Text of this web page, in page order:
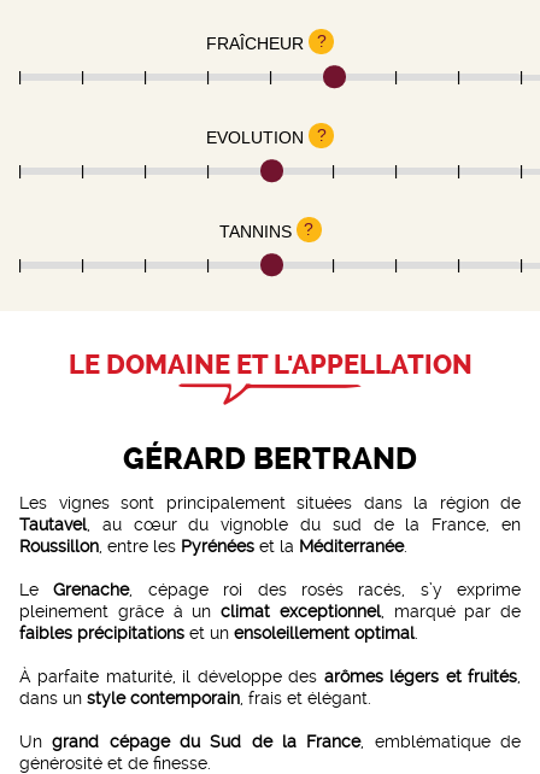
FRAÎCHEUR ?
EVOLUTION ?
TANNINS ?
LE DOMAINE ET L'APPELLATION
GÉRARD BERTRAND
Les vignes sont principalement situées dans la région de
Tautavel, au cœur du vignoble du sud de la France, en
Roussillon , entre les Pyrénées et la Méditerranée.
LeGrenache, cépage roi des rosés racés, s’y exprime
pleinement grâce à un climat exceptionnel, marqué par de
faibles précipitations et un ensoleillement optimal.
À parfaite maturité, il développe des arômes légers et fruités
dans un style contemporain , frais et élégant.
Ungrand cépage du Sud de la France, emblématique de
générosité et de finesse.